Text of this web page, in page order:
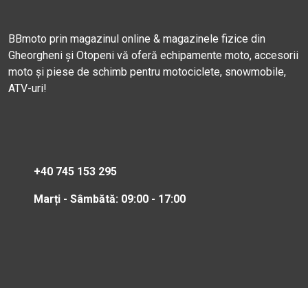
BBmoto prin magazinul online & magazinele fizice din
Gheorgheni și Otopeni vă oferă echipamente moto, accesorii
moto și piese de schimb pentru motociclete, snowmobile,
ATV-uri!
+40 745 153 295
Marți - Sâmbătă: 09:00 - 17:00